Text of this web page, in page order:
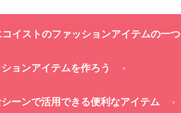
コイストのファッションアイテムの一つ
ョンアイテムを作ろう
ーンで活用できる便利なアイテム